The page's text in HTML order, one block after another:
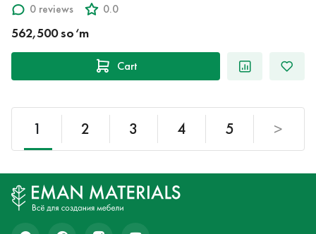
0 reviews
0.0
562,500 so‘m
Cart
1 2 3 4 5 >